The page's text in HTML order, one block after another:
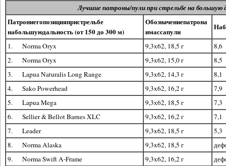
Лучшие патроны/пули при стрельбе на большую
Патрониегопозицияпристрельбе
набольшуюдальность (от 150 до 300 м)
Обозначениепатрона
имассапули
1. Norma Oryx 9,3x62, 18,5 г
8,6
2. Norma Oryx
9,3x62, 15,0 г
8,5
3. Lapua Naturalis Long Range
9,3x62, 14,3 г
8,1
4. Sako Powerhead
9,3x62, 16,2 г
7,9
5. Lapua Mega
9,3x62, 18,5 г
7,3
6. Sellier & Bellot Barnes XLC
9,3x62, 16,2 г
7,1
7. Leader
9,3x62, 18,5 г
5,3
8. Norma Alaska
9,3x62, 18,5 г
9. Norma Swift A-Frame
9,3x62, 16,2 г